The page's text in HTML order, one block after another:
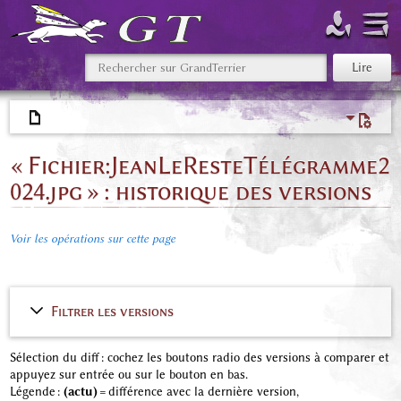
« Fichier:JeanLeResteTélégramme2
024.jpg » : historique des versions
Voir les opérations sur cette page
Filtrer les versions
Sélection du diff : cochez les boutons radio des versions à comparer et
appuyez sur entrée ou sur le bouton en bas.
Légende : (actu)= différence avec la dernière version,